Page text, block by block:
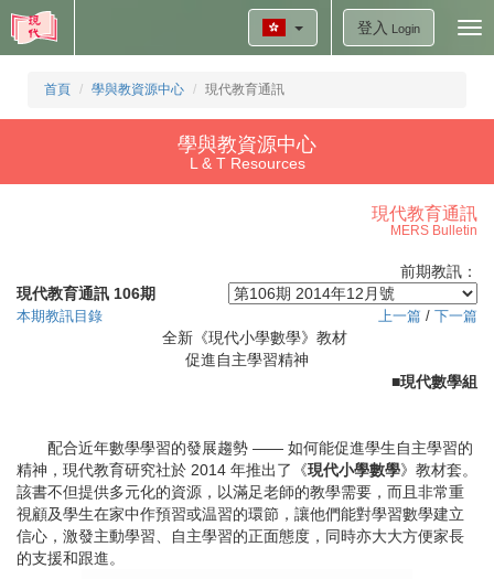
登入 Login
首頁 學與教資源中心 現代教育通訊
學與教資源中心
L & T Resources
現代教育通訊
MERS Bulletin
現代教育通訊 106期
前期教訊：
本期教訊目錄 上一篇 / 下一篇
全新《現代小學數學》教材
促進自主學習精神
■現代數學組
配合近年數學學習的發展趨勢 —— 如何能促進學生自主學習的
精神，現代教育研究社於 2014 年推出了《現代小學數學》教材套。
該書不但提供多元化的資源，以滿足老師的教學需要，而且非常重
視顧及學生在家中作預習或温習的環節，讓他們能對學習數學建立
信心，激發主動學習、自主學習的正面態度，同時亦大大方便家長
的支援和跟進。